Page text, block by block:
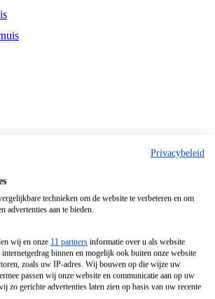
Privacybeleid
technieken om de website te verbeteren en om
advertenties aan te bieden.
wij en onze 11 partners informatie over u als website
binnen en mogelijk ook buiten onze website
zoals uw IP-adres. Wij bouwen op die wijze uw
passen wij onze website en communicatie aan op uw
zo gerichte advertenties laten zien op basis van uw recente